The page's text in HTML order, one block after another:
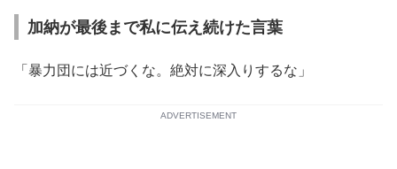
加納が最後まで私に伝え続けた言葉
「暴力団には近づくな。絶対に深入りするな」
ADVERTISEMENT